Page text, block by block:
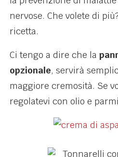
nervose. Che volete di
ricetta.
Ci tengo a dire che la
opzionale, servirà
maggiore cremosità. Se
regolatevi con olio e